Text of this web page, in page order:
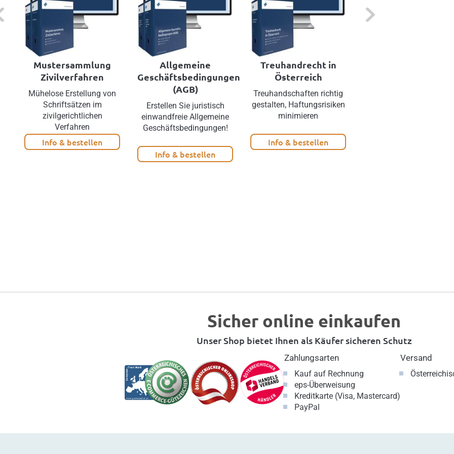
Next
Mustersammlung
Zivilverfahren
Mühelose Erstellung von
Schriftsätzen im
zivilgerichtlichen
Verfahren
Info & bestellen
Allgemeine
Geschäftsbedingungen
(AGB)
Erstellen Sie juristisch
einwandfreie Allgemeine
Geschäftsbedingungen!
Info & bestellen
Treuhandrecht in
Österreich
Treuhandschaften richtig
gestalten, Haftungsrisiken
minimieren
Info & bestellen
Sicher online einkaufen
Unser Shop bietet Ihnen als Käufer sicheren Schutz
Zahlungsarten
Kauf auf Rechnung
eps-Überweisung
Kreditkarte (Visa, Mastercard)
PayPal
Versand